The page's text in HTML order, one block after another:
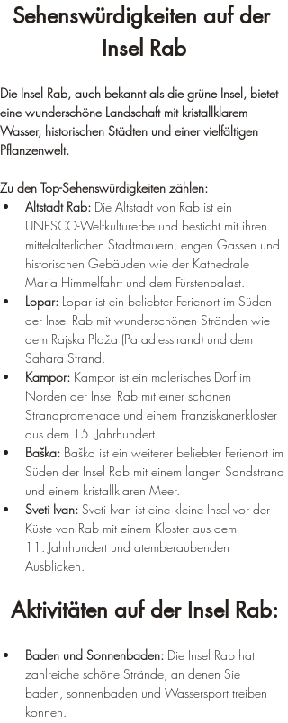
Sehenswürdigkeiten auf der
Insel Rab
Die Insel Rab, auch bekannt als die grüne Insel, bietet
eine wunderschöne Landschaft mit kristallklarem
Wasser, historischen Städten und einer vielfältigen
Pflanzenwelt.
Zu den Top-Sehenswürdigkeiten zählen:
Altstadt Rab: Die Altstadt von Rab ist ein
UNESCO-Weltkulturerbe und besticht mit ihren
mittelalterlichen Stadtmauern, engen Gassen und
historischen Gebäuden wie der Kathedrale
Maria Himmelfahrt und dem Fürstenpalast.
Lopar: Lopar ist ein beliebter Ferienort im Süden
der Insel Rab mit wunderschönen Stränden wie
dem Rajska Plaža (Paradiesstrand) und dem
Sahara Strand.
Kampor: Kampor ist ein malerisches Dorf im
Norden der Insel Rab mit einer schönen
Strandpromenade und einem Franziskanerkloster
aus dem 15. Jahrhundert.
Baška: Baška ist ein weiterer beliebter Ferienort im
Süden der Insel Rab mit einem langen Sandstrand
und einem kristallklaren Meer.
Sveti Ivan: Sveti Ivan ist eine kleine Insel vor der
Küste von Rab mit einem Kloster aus dem
11. Jahrhundert und atemberaubenden
Ausblicken.
Aktivitäten auf der Insel Rab:
Baden und Sonnenbaden: Die Insel Rab hat
zahlreiche schöne Strände, an denen Sie
baden, sonnenbaden und Wassersport treiben
können.